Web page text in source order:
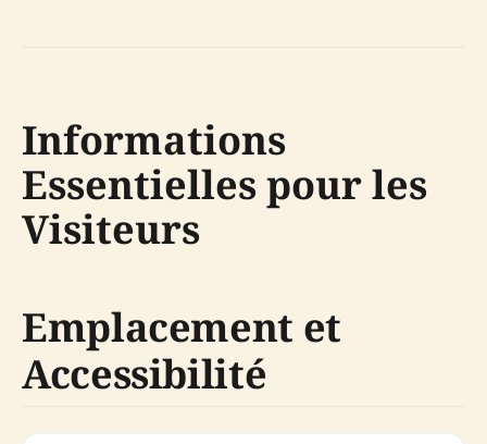
Informations
Essentielles pour les
Visiteurs
Emplacement et
Accessibilité